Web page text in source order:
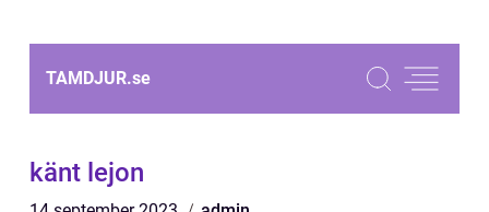
TAMDJUR.se
känt lejon